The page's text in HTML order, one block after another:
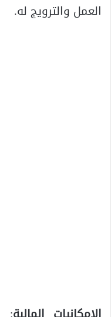
العمل والترويج له.